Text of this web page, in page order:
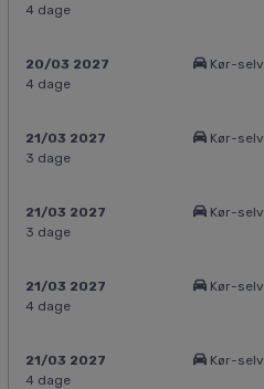
4 dage
20/03 2027
4 dage
Kør-selv
21/03 2027
3 dage
Kør-selv
21/03 2027
3 dage
Kør-selv
21/03 2027
4 dage
Kør-selv
21/03 2027
4 dage
Kør-selv